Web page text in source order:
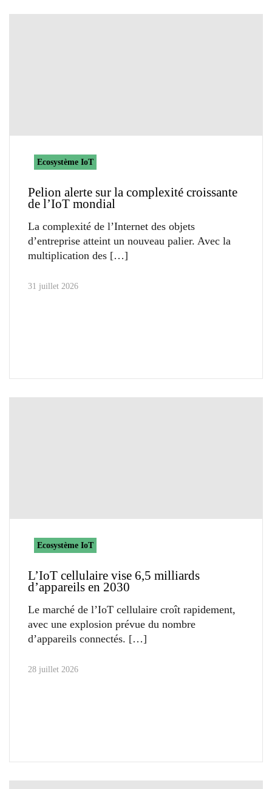
Ecosystème IoT
Pelion alerte sur la complexité croissante
de l’IoT mondial
La complexité de l’Internet des objets
d’entreprise atteint un nouveau palier. Avec la
multiplication des
31 juillet 2026
Ecosystème IoT
L’IoT cellulaire vise 6,5 milliards
d’appareils en 2030
Le marché de l’IoT cellulaire croît rapidement,
avec une explosion prévue du nombre
d’appareils connectés.
28 juillet 2026